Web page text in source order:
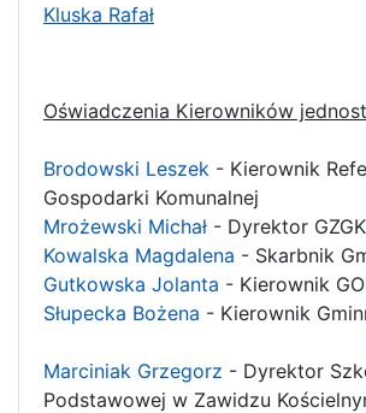
Kluska Rafał
Oświadczenia Kierowników
Brodowski Leszek - Kierownik
Gospodarki Komunalnej
Mrożewski Michał - Dyrektor GZGK
Kowalska Magdalena - Skarbnik
Gutkowska Jolanta - Kierownik
Słupecka Bożena - Kierownik
Marciniak Grzegorz - Dyrektor
Podstawowej w Zawidzu